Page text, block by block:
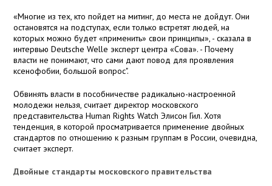
«Многие из тех, кто пойдет на митинг, до места не дойдут. Они
остановятся на подступах, если только встретят людей, на
которых можно будет «применить» свои принципы», - сказала в
интервью Deutsche Welle эксперт центра «Сова». - Почему
власти не понимают, что сами дают повод для проявления
ксенофобии, большой вопрос".
Обвинять власти в пособничестве радикально-настроенной
молодежи нельзя, считает директор московского
представительства Human Rights Watch Элисон Гил. Хотя
тенденция, в которой просматривается применение двойных
стандартов по отношению к разным группам в России, очевидна,
считает эксперт.
Двойные стандарты московского правительства